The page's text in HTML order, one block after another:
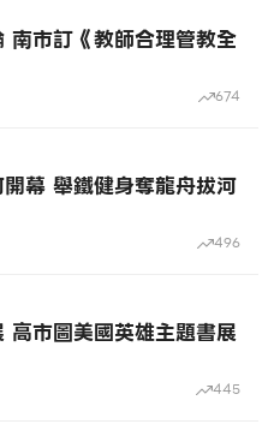
南市訂《教師合理管教全
674
幕 舉鐵健身奪龍舟拔河
496
市圖美國英雄主題書展
445